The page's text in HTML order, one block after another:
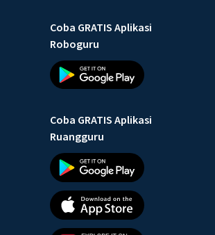
Coba GRATIS Aplikasi
Roboguru
Coba GRATIS Aplikasi
Ruangguru